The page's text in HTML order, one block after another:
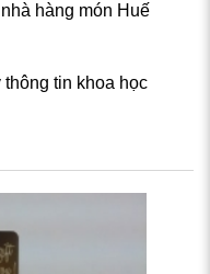
hàng món Huế
tin khoa học